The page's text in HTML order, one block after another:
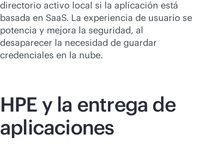
directorio activo local si la aplicación está
basada en SaaS. La experiencia de usuario se
potencia y mejora la seguridad, al
desaparecer la necesidad de guardar
credenciales en la nube.
HPE y la entrega de
aplicaciones